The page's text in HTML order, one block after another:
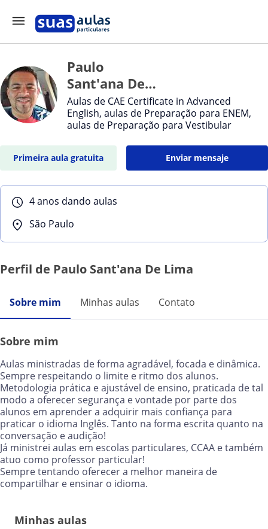
Paulo
Sant'ana De
Lima
Aulas de CAE Certificate in Advanced
English, aulas de Preparação para ENEM,
aulas de Preparação para Vestibular
Primeira aula gratuita Enviar mensaje
4 anos dando aulas
São Paulo
Perfil de Paulo Sant'ana De Lima
Sobre mim Minhas aulas Contato
Sobre mim
Aulas ministradas de forma agradável, focada e dinâmica.
Sempre respeitando o limite e ritmo dos alunos.
Metodologia prática e ajustável de ensino, praticada de tal
modo a oferecer segurança e vontade por parte dos
alunos em aprender a adquirir mais confiança para
praticar o idioma Inglês. Tanto na forma escrita quanto na
conversação e audição!
Já ministrei aulas em escolas particulares, CCAA e também
atuo como professor particular!
Sempre tentando oferecer a melhor maneira de
compartilhar e ensinar o idioma.
Minhas aulas